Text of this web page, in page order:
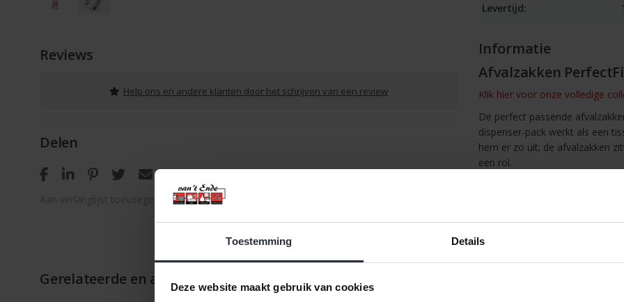
Toestemming Details
Deze website maakt gebruik van cookies
Reviews
Help ons en andere klanten door het schrijven van een review
Delen
Toevoegen om te vergelijken
Levertijd:
Informatie
Afvalzakken
Klik hier voor onze volledige
De perfect passende
dispenser-pack werkt als een
hem er zo uit; de afvalzakken
een rol.
Perfect passend -
Dispenser verpakking -
Gerelateerde en alternatieve producten